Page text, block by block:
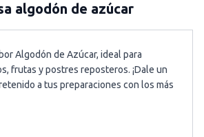
algodón de azúcar
Algodón de Azúcar, ideal para
frutas y postres reposteros. ¡Dale un
a tus preparaciones con los más